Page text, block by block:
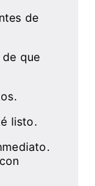
de
que
listo.